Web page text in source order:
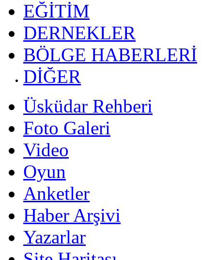
EĞİTİM
DERNEKLER
BÖLGE HABERLERİ
DİĞER
Üsküdar Rehberi
Foto Galeri
Video
Oyun
Anketler
Haber Arşivi
Yazarlar